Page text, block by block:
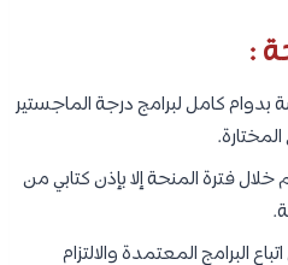
:
بدوام كامل لبرامج درجة الماجستير
خلال فترة المنحة إلا بإذن كتابي من
البرامج المعتمدة والالتزام